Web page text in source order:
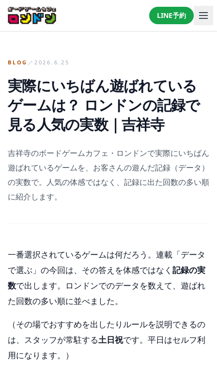
LINE予約
BLOG ／ 2026.6.25
実際にいちばん遊ばれている
ゲームは？ ロンドンの記録で
見る人気の実数｜吉祥寺
吉祥寺のボードゲームカフェ・ロンドンで実際にいちばん
遊ばれているゲームを、お客さんの遊んだ記録（データ）
の実数で。人気の体感ではなく、記録に出た回数の多い順
に紹介します。
一番選択されているゲームは何だろう。連載「データ
で選ぶ」の今回は、その答えを体感ではなく 記録の実
数で出します。ロンドンでのデータを数えて、遊ばれ
た回数の多い順に並べました。
（その場でおすすめを出したりルールを説明できるの
は、スタッフが常駐する土日祝です。平日はセルフ利
用になります。）